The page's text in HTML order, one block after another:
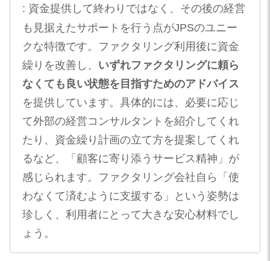
: 資金提供して終わりではなく、その後の経営
も見据えたサポートを行う点がJPSのユニー
クな特徴です。ファクタリング利用後に資金
繰りを改善し、 いずれファクタリングに頼ら
なくても良い状態を目指すためのアドバイス
を提供しています。具体的には、必要に応じ
て外部の経営コンサルタントを紹介してくれ
たり、資金繰り計画の立て方を提案してくれ
るなど、「顧客に寄り添うサービス精神」が
感じられます。ファクタリング会社自ら「使
わなくて済むように支援する」という姿勢は
珍しく、利用者にとって大きな安心材料でし
ょう。